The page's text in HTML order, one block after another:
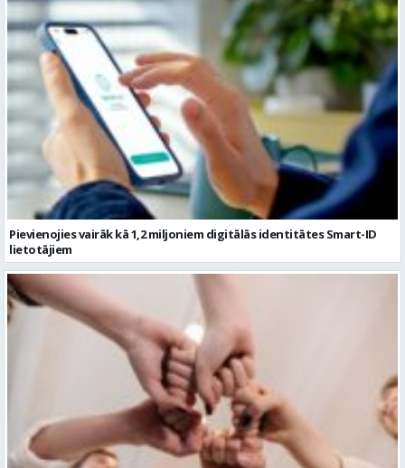
Pievienojies vairāk kā 1,2 miljoniem digitālās identitātes Smart-ID
lietotājiem